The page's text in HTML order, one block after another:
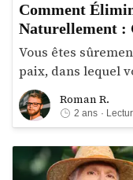
Comment
Naturellement :
Vous êtes
paix, dans lequel
moments
rapidement
mais persistante
cafards de jardin.
parmi vos
Roman R.Roman R.
2 ans ·